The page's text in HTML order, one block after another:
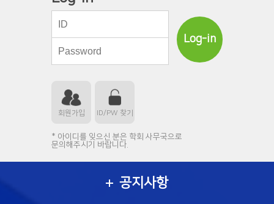
Log-in
회원가입 ID/PW 찾기
* 아이디를 잊으신 분은 학회 사무국으로
문의해주시기 바랍니다.
공지사항